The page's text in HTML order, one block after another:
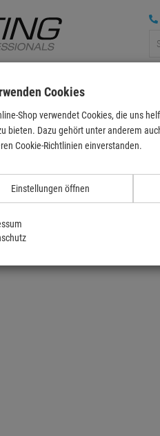
Kabel & Stecker Audiomulticore
Cookies
Shop verwendet Cookies, die uns
bieten. Dazu gehört unter anderem
Cookie-Richtlinien einverstanden.
Einstellungen öffnen